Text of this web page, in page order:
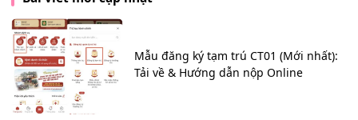
Mẫu đăng ký tạm trú CT01 (Mới nhất):
Tải về & Hướng dẫn nộp Online